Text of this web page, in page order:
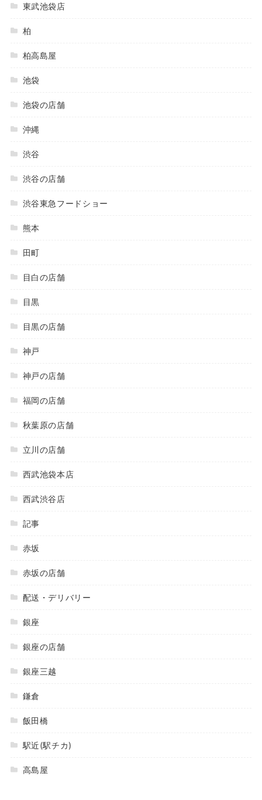
東武池袋店
柏
柏高島屋
池袋
池袋の店舗
沖縄
渋谷
渋谷の店舗
渋谷東急フードショー
熊本
田町
目白の店舗
目黒
目黒の店舗
神戸
神戸の店舗
福岡の店舗
秋葉原の店舗
立川の店舗
西武池袋本店
西武渋谷店
記事
赤坂
赤坂の店舗
配送・デリバリー
銀座
銀座の店舗
銀座三越
鎌倉
飯田橋
駅近(駅チカ)
高島屋